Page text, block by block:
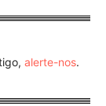
alerte-nos.